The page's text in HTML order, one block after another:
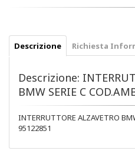
Descrizione Richiesta
Descrizione:
BMW SERIE C
INTERRUTTORE ALZAVETRO
95122851